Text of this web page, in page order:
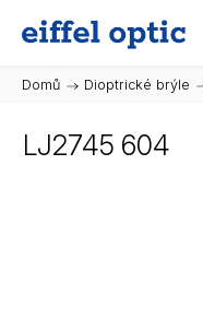
Domů / Dioptrické brýle /
LJ2745 604